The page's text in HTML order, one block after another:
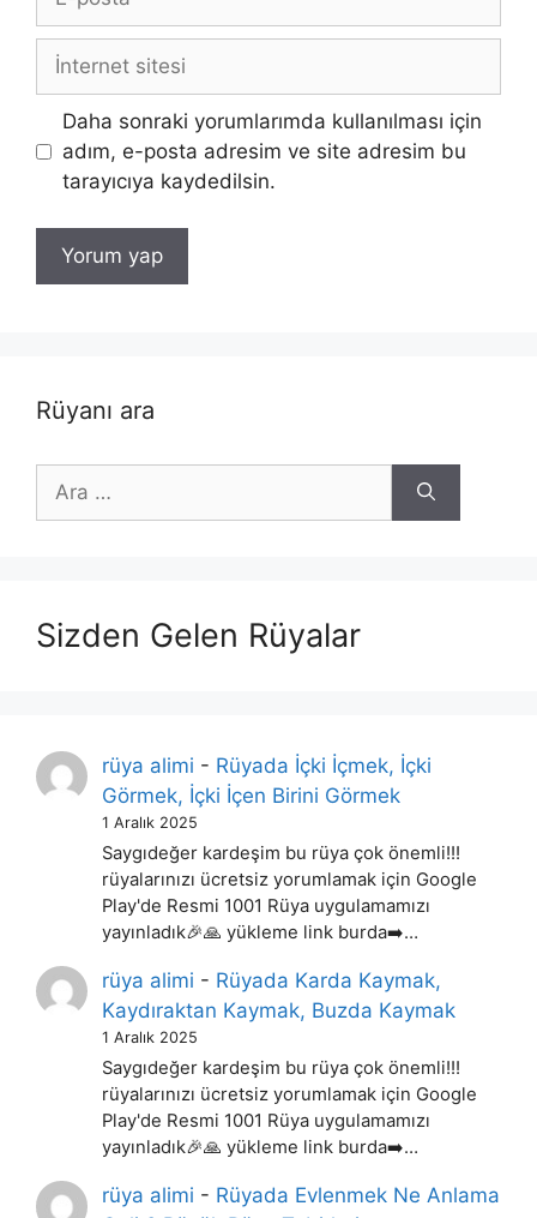
posta
İnternet
Daha sonraki yorumlarımda kullanılması için
adım, e-posta adresim ve site adresim bu
tarayıcıya kaydedilsin.
Rüyanı ara
ara
Sizden Gelen Rüyalar
rüya alimi - Rüyada İçki İçmek, İçki
Görmek, İçki İçen Birini Görmek
1 Aralık 2025
Saygıdeğer kardeşim bu rüya çok önemli!!!
rüyalarınızı ücretsiz yorumlamak için Google
Play'de Resmi 1001 Rüya uygulamamızı
yayınladık🎉🙏 yükleme link burda➡️…
rüya alimi - Rüyada Karda Kaymak,
Kaydıraktan Kaymak, Buzda Kaymak
1 Aralık 2025
Saygıdeğer kardeşim bu rüya çok önemli!!!
rüyalarınızı ücretsiz yorumlamak için Google
Play'de Resmi 1001 Rüya uygulamamızı
yayınladık🎉🙏 yükleme link burda➡️…
rüya alimi - Rüyada Evlenmek Ne Anlama